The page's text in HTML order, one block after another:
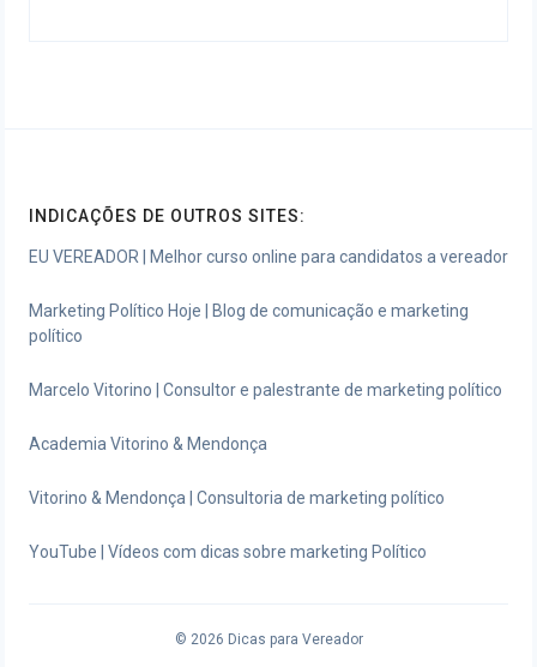
INDICAÇÕES DE OUTROS SITES:
EU VEREADOR | Melhor curso online para candidatos a vereador
Marketing Político Hoje | Blog de comunicação e marketing
político
Marcelo Vitorino | Consultor e palestrante de marketing político
Academia Vitorino & Mendonça
Vitorino & Mendonça | Consultoria de marketing político
YouTube | Vídeos com dicas sobre marketing Político
© 2026 Dicas para Vereador